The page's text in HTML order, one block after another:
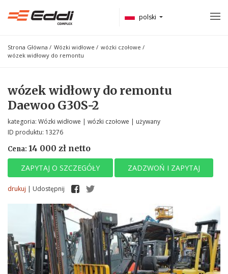
polski
Strona Główna / Wózki widłowe / wózki czołowe /
wózek widłowy do remontu
wózek widłowy do remontu
Daewoo G30S-2
kategoria: Wózki widłowe | wózki czołowe | używany
ID produktu: 13276
Cena: 14 000 zł netto
ZAPYTAJ O SZCZEGÓŁY ZADZWOŃ I ZAPYTAJ
drukuj | Udostępnij